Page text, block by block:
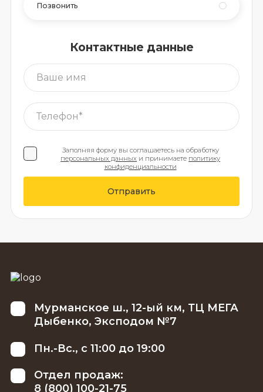
Позвонить
Контактные данные
Заполняя форму вы соглашаетесь на обработку
персональных данных и принимаете политику
конфиденциальности
Отправить
Мурманское ш., 12-ый км, ТЦ МЕГА
Дыбенко, Эксподом №7
Пн.-Вс., с 11:00 до 19:00
Отдел продаж:
8 (800) 100-21-75